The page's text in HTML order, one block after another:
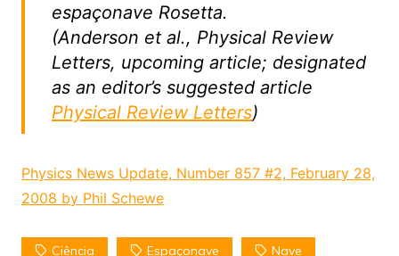
espaçonave Rosetta.
(Anderson et al., Physical Review
Letters, upcoming article; designated
as an editor’s suggested article
Physical Review Letters)
Physics News Update, Number 857 #2, February 28,
2008 by Phil Schewe
Ciência Espaçonave Nave